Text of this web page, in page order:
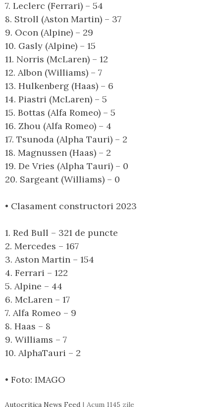
7. Leclerc (Ferrari) – 54
8. Stroll (Aston Martin) – 37
9. Ocon (Alpine) – 29
10. Gasly (Alpine) – 15
11. Norris (McLaren) – 12
12. Albon (Williams) – 7
13. Hulkenberg (Haas) – 6
14. Piastri (McLaren) – 5
15. Bottas (Alfa Romeo) – 5
16. Zhou (Alfa Romeo) – 4
17. Tsunoda (Alpha Tauri) – 2
18. Magnussen (Haas) – 2
19. De Vries (Alpha Tauri) – 0
20. Sargeant (Williams) – 0
• Clasament constructori 2023
1. Red Bull – 321 de puncte
2. Mercedes – 167
3. Aston Martin – 154
4. Ferrari – 122
5. Alpine – 44
6. McLaren – 17
7. Alfa Romeo – 9
8. Haas – 8
9. Williams – 7
10. AlphaTauri – 2
• Foto: IMAGO
Autocritica News Feed Acum 1145 zile